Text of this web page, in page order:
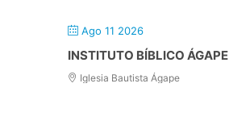
Ago 11 2026
INSTITUTO BÍBLICO ÁGAPE
Iglesia Bautista Ágape